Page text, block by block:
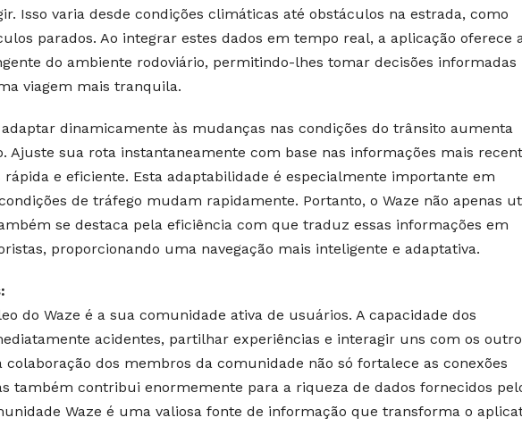
Isso varia desde condições climáticas até obstáculos na estrada, como
parados. Ao integrar estes dados em tempo real, a aplicação oferece
do ambiente rodoviário, permitindo-lhes tomar decisões informadas
viagem mais tranquila.
adaptar dinamicamente às mudanças nas condições do trânsito aumenta
Ajuste sua rota instantaneamente com base nas informações mais
e eficiente. Esta adaptabilidade é especialmente importante em
de tráfego mudam rapidamente. Portanto, o Waze não apenas
se destaca pela eficiência com que traduz essas informações em
proporcionando uma navegação mais inteligente e adaptativa.
do Waze é a sua comunidade ativa de usuários. A capacidade dos
acidentes, partilhar experiências e interagir uns com os
dos membros da comunidade não só fortalece as conexões
também contribui enormemente para a riqueza de dados fornecidos
Waze é uma valiosa fonte de informação que transforma o